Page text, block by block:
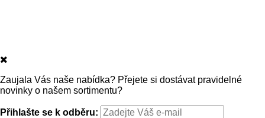
Zaujala Vás naše nabídka? Přejete si dostávat pravidelné
novinky o našem sortimentu?
Přihlašte se k odběru: